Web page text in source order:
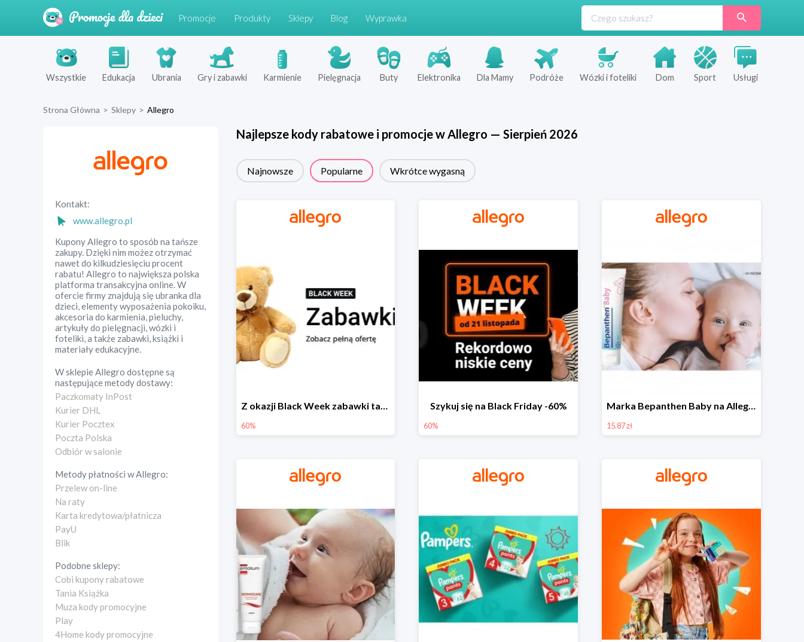
Promocje Produkty Sklepy Blog Wyprawka
Wszystkie Edukacja Ubrania Gry i zabawki Karmienie Pielęgnacja Buty Elektronika Dla Mamy Podróże Wózki i foteliki Dom Sport Usługi
Strona Główna > Sklepy > Allegro
Kontakt:
www.allegro.pl
Kupony Allegro to sposób na tańsze
zakupy. Dzięki nim możez otrzymać
nawet do kilkudziesięciu procent
rabatu! Allegro to największa polska
platforma transakcyjna online. W
ofercie firmy znajdują się ubranka dla
dzieci, elementy wyposażenia pokoiku,
akcesoria do karmienia, pieluchy,
artykuły do pielęgnacji, wózki i
foteliki, a także zabawki, książki i
materiały edukacyjne.
W sklepieAllegro dostępne są
następujące metody dostawy:
Paczkomaty InPost
Kurier DHL
Kurier Pocztex
Poczta Polska
Odbiór w salonie
Metody płatności wAllegro:
Przelew on-line
Na raty
Karta kredytowa/płatnicza
PayU
Blik
Podobne sklepy:
Cobi kupony rabatowe
Tania Książka
Muza kody promocyjne
Play
4Home kody promocyjne
Najlepsze kody rabatowe i promocje wAllegro — Sierpień 2026
Najnowsze Popularne Wkrótce wygasną
Z okazji Black Week zabawki taniej na allegro.pl
60%
Szykuj się na Black Friday -60%
60%
Marka Bepanthen Baby na Allegro od 15,87 zł!
15.87 zł